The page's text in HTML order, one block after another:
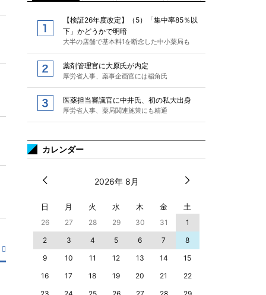
【検証26年度改定】（5）「集中率85％以
下」かどうかで明暗
大半の店舗で基本料1を断念した中小薬局も
薬剤管理官に大原氏が内定
厚労省人事、薬事企画官には稲角氏
医薬担当審議官に中井氏、初の私大出身
厚労省人事、薬局関連施策にも精通
カレンダー
2026年 8月
日 月 火 水 木 金 土
26 27 28 29 30 31
1
2
3 4 5 6 7
8
9
10 11 12 13 14
15
16
17 18 19 20 21
22